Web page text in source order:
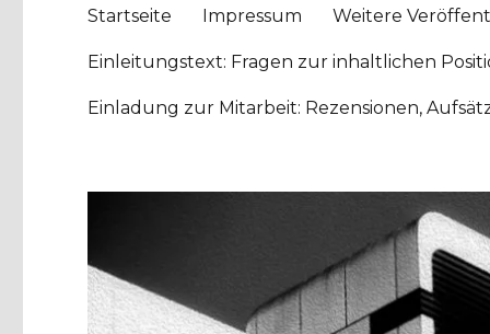
Startseite Impressum Weitere
Einleitungstext: Fragen zur inhaltlichen
Einladung zur Mitarbeit: Rezensionen,